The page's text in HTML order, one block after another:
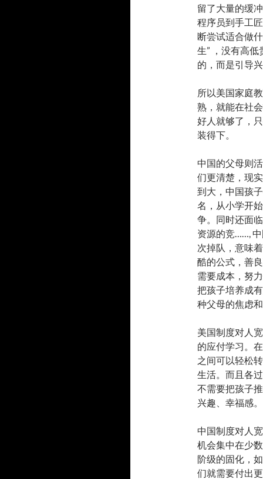
留了大量的缓
程序员到手工
断尝试适合做
生” ，没有高
的，而是引导兴
所以美国家庭
熟，就能在社
好人就够了，
装得下。
中国的父母则
们更清楚，现
到大，中国孩
名，从小学开
争。同时还面
资源的竞……,
次掉队，意味
酷的公式，善
需要成本，努
把孩子培养成
种父母的焦虑
美国制度对人
的应付学习。
之间可以轻松
生活。而且各
不需要把孩子
兴趣、幸福感。
中国制度对人
机会集中在少
阶级的固化，
们就需要付出